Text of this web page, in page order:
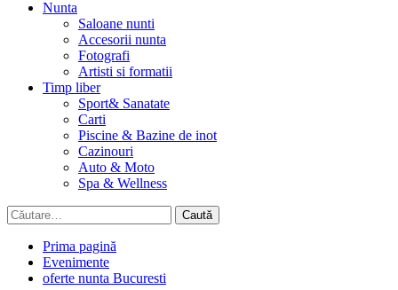
Nunta
Saloane nunti
Accesorii nunta
Fotografi
Artisti si formatii
Timp liber
Sport& Sanatate
Carti
Piscine & Bazine de inot
Cazinouri
Auto & Moto
Spa & Wellness
Caută
după:
Prima pagină
Evenimente
oferte nunta Bucuresti